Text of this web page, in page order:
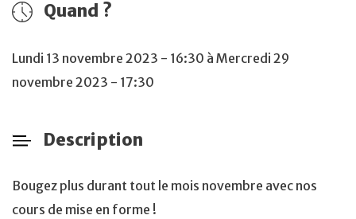
Quand ?
Lundi 13 novembre 2023 - 16:30 à Mercredi 29
novembre 2023 - 17:30
Description
Bougez plus durant tout le mois novembre avec nos
cours de mise en forme !